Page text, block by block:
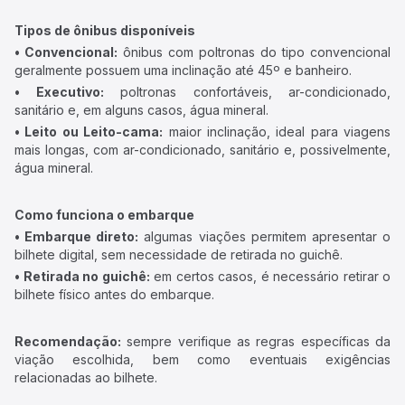
Tipos de ônibus disponíveis
• Convencional: ônibus com poltronas do tipo convencional
geralmente possuem uma inclinação até 45º e banheiro.
• Executivo: poltronas confortáveis, ar-condicionado,
sanitário e, em alguns casos, água mineral.
• Leito ou Leito-cama: maior inclinação, ideal para viagens
mais longas, com ar-condicionado, sanitário e, possivelmente,
água mineral.
Como funciona o embarque
• Embarque direto: algumas viações permitem apresentar o
bilhete digital, sem necessidade de retirada no guichê.
• Retirada no guichê: em certos casos, é necessário retirar o
bilhete físico antes do embarque.
Recomendação: sempre verifique as regras específicas da
viação escolhida, bem como eventuais exigências
relacionadas ao bilhete.